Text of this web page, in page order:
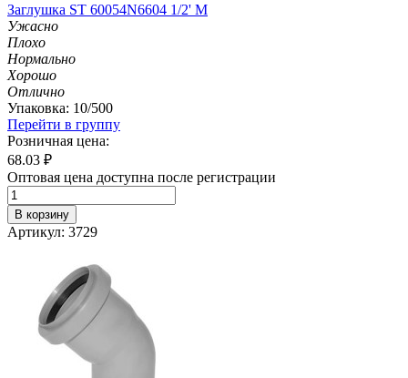
Заглушка ST 60054N6604 1/2' M
Ужасно
Плохо
Нормально
Хорошо
Отлично
Упаковка: 10/500
Перейти в группу
Розничная цена:
68.03 ₽
Оптовая цена доступна после регистрации
В корзину
Артикул: 3729